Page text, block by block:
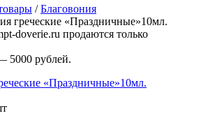
/Благовония
греческие «Праздничные»10мл.
doverie.ru продаются только
5000 рублей.